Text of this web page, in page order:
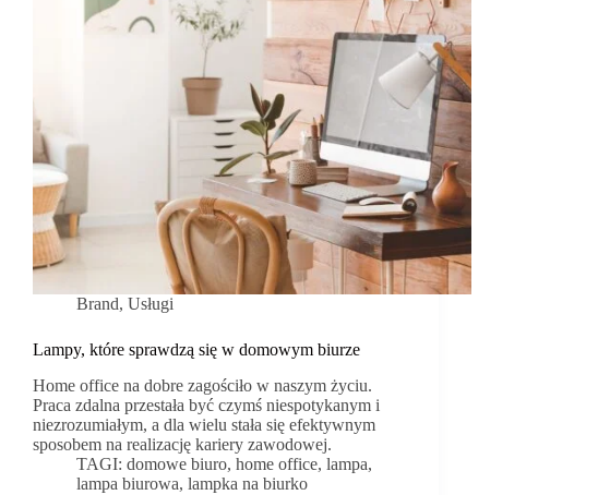
Brand, Usługi
Lampy, które sprawdzą się w domowym biurze
Home office na dobre zagościło w naszym życiu.
Praca zdalna przestała być czymś niespotykanym i
niezrozumiałym, a dla wielu stała się efektywnym
sposobem na realizację kariery zawodowej.
TAGI: domowe biuro,home office,lampa,
lampa biurowa, lampka na biurko